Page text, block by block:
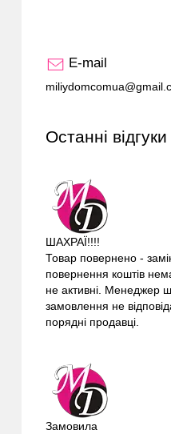
E-mail
Останні відгуки
ШАХРАЇ!!!!
Товар повернено -
повернення коштів
не активні. Менеджер
замовлення не
порядні продавці.
Замовила